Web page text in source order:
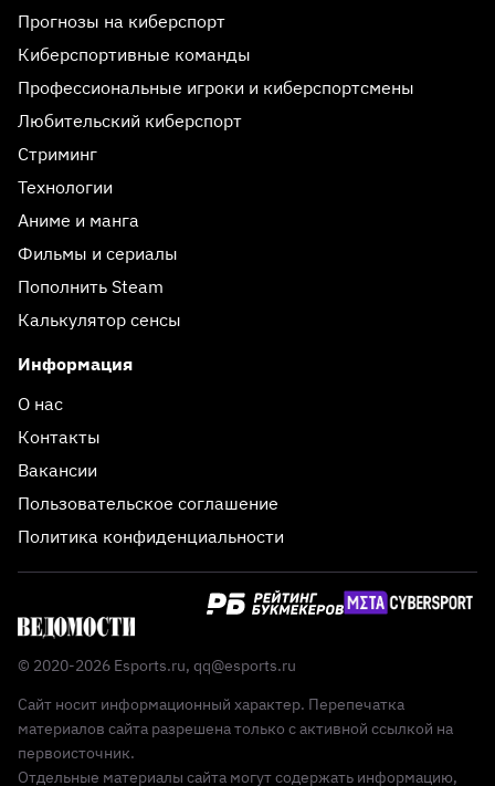
Прогнозы на киберспорт
Киберспортивные команды
Профессиональные игроки и киберспортсмены
Любительский киберспорт
Стриминг
Технологии
Аниме и манга
Фильмы и сериалы
Пополнить Steam
Калькулятор сенсы
Информация
О нас
Контакты
Вакансии
Пользовательское соглашение
Политика конфиденциальности
© 2020-2026 Esports.ru, qq@esports.ru
Сайт носит информационный характер. Перепечатка
материалов сайта разрешена только с активной ссылкой на
первоисточник.
Отдельные материалы сайта могут содержать информацию,